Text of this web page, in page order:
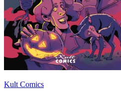
Kult Comics